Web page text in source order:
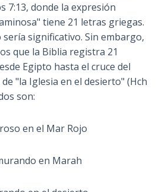
7:13, donde la expresión
tiene 21 letras griegas.
sería significativo. Sin embargo,
que la Biblia registra 21
Egipto hasta el cruce del
"la Iglesia en el desierto" (Hch
son:
en el Mar Rojo
en Marah